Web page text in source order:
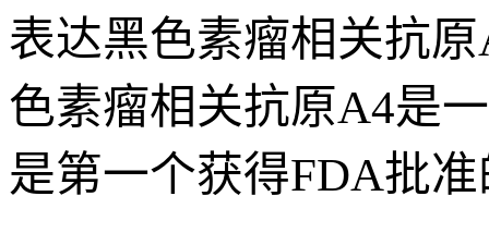
表达黑色素瘤相关抗
色素瘤相关抗原A4是
是第一个获得FDA批